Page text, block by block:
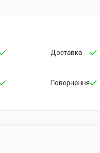
Доставка
Повернення